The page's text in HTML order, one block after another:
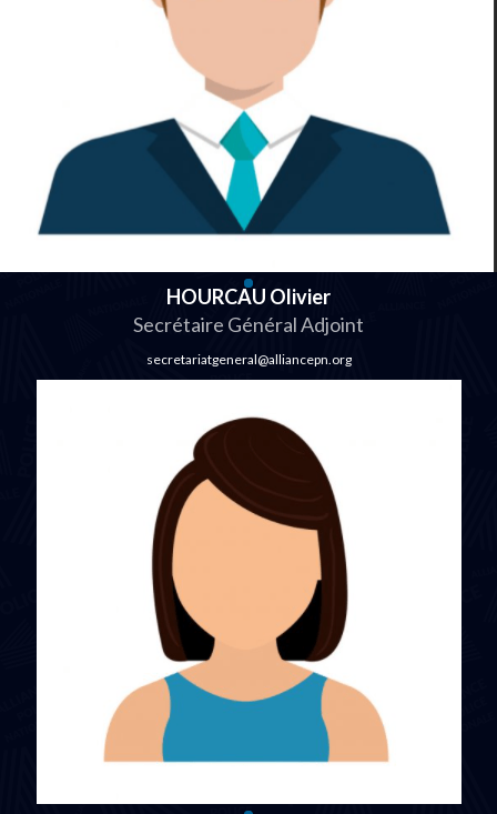
HOURCAU Olivier
Secrétaire Général Adjoint
secretariatgeneral@alliancepn.org